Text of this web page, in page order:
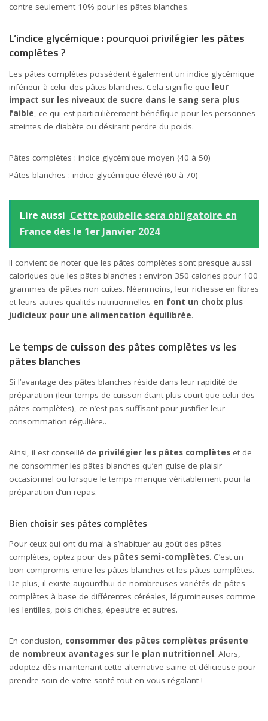
contre seulement 10% pour les pâtes blanches.
L’indice glycémique : pourquoi privilégier les pâtes
complètes ?
Les pâtes complètes possèdent également un indice glycémique
inférieur à celui des pâtes blanches. Cela signifie que leur
impact sur les niveaux de sucre dans le sang sera plus
faible , ce qui est particulièrement bénéfique pour les personnes
atteintes de diabète ou désirant perdre du poids.
Pâtes complètes : indice glycémique moyen (40 à 50)
Pâtes blanches : indice glycémique élevé (60 à 70)
Lire aussi Cette poubelle sera obligatoire en
France dès le 1er Janvier 2024
Il convient de noter que les pâtes complètes sont presque aussi
caloriques que les pâtes blanches : environ 350 calories pour 100
grammes de pâtes non cuites. Néanmoins, leur richesse en fibres
et leurs autres qualités nutritionnelles en font un choix plus
judicieux pour une alimentation équilibrée.
Le temps de cuisson des pâtes complètes vs les
pâtes blanches
Si l’avantage des pâtes blanches réside dans leur rapidité de
préparation (leur temps de cuisson étant plus court que celui des
pâtes complètes), ce n’est pas suffisant pour justifier leur
consommation régulière..
Ainsi, il est conseillé de privilégier les pâtes complètes et de
ne consommer les pâtes blanches qu’en guise de plaisir
occasionnel ou lorsque le temps manque véritablement pour la
préparation d’un repas.
Bien choisir ses pâtes complètes
Pour ceux qui ont du mal à s’habituer au goût des pâtes
complètes, optez pour des pâtes semi-complètes. C’est un
bon compromis entre les pâtes blanches et les pâtes complètes.
De plus, il existe aujourd’hui de nombreuses variétés de pâtes
complètes à base de différentes céréales, légumineuses comme
les lentilles, pois chiches, épeautre et autres.
En conclusion, consommer des pâtes complètes présente
de nombreux avantages sur le plan nutritionnel. Alors,
adoptez dès maintenant cette alternative saine et délicieuse pour
prendre soin de votre santé tout en vous régalant !